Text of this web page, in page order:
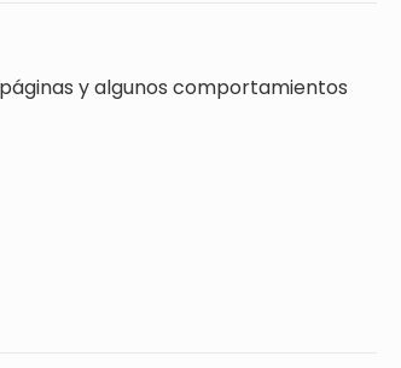
y algunos comportamientos